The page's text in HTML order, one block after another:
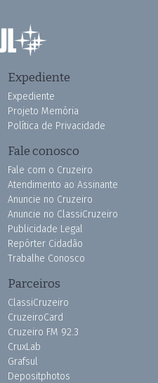
Expediente
Expediente
Projeto Memória
Política de Privacidade
Fale conosco
Fale com o Cruzeiro
Atendimento ao Assinante
Anuncie no Cruzeiro
Anuncie no ClassiCruzeiro
Publicidade Legal
Repórter Cidadão
Trabalhe Conosco
Parceiros
ClassiCruzeiro
CruzeiroCard
Cruzeiro FM 92.3
CruxLab
Grafsul
Depositphotos